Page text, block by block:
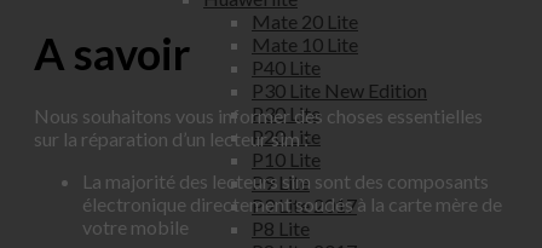
Mate 20 Lite
Mate 10 Lite
P40 Lite
P30 Lite New Edition
P30 Lite
P20 Lite
P10 Lite
P9 Lite
P9 Lite 2017
P8 Lite
A savoir
Nous souhaitons vous informer des choses essentielles
sur la réparation d’un lecteur sim :
La majorité des lecteurs sim sont des composants
électronique directement soudés à la carte mère de
votre mobile